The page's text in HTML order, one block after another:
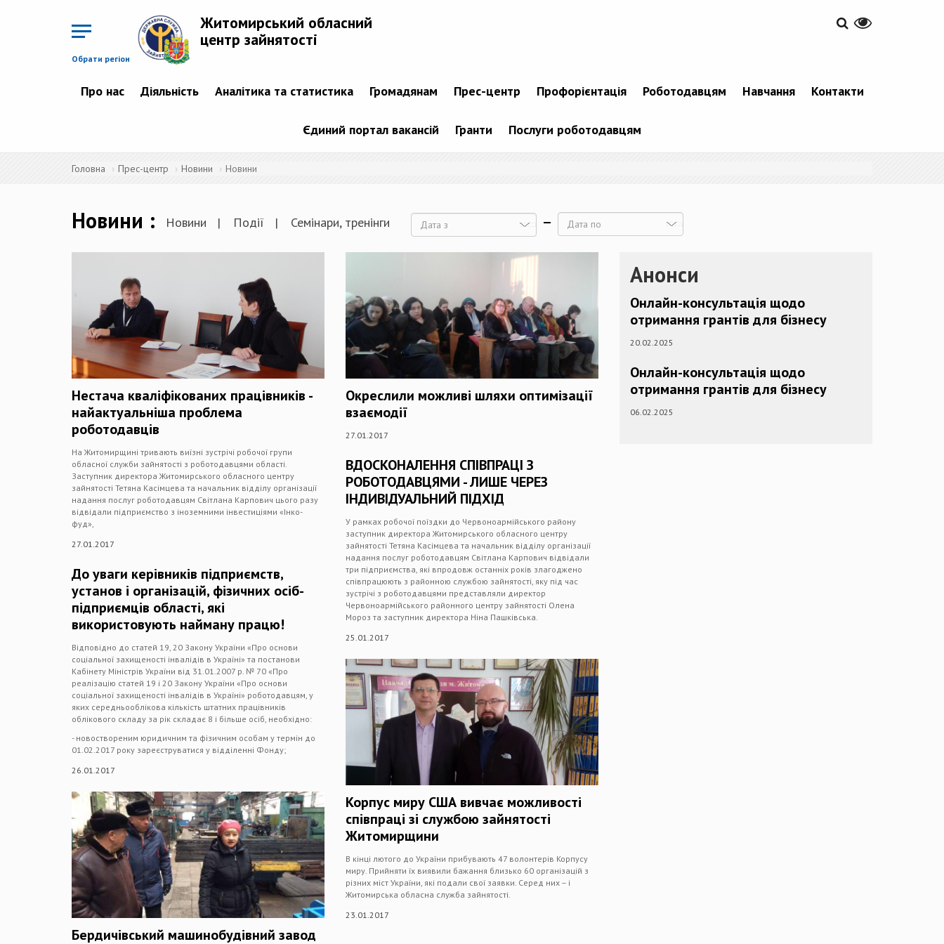
Обрати регіон
Житомирський обласний
центр зайнятості
Про нас Діяльність Аналітика та статистика Громадянам Прес-центр Профорієнтація Роботодавцям Навчання Контакти
Єдиний портал вакансій Гранти Послуги роботодавцям
Головна Прес-центр Новини Новини
Новини Новини Події Семінари, тренінги
Нестача кваліфікованих працівників -
найактуальніша проблема
роботодавців
На Житомирщині тривають виїзні зустрічі робочої групи
обласної служби зайнятості з роботодавцями області.
Заступник директора Житомирського обласного центру
зайнятості Тетяна Касімцева та начальник відділу організації
надання послуг роботодавцям Світлана Карпович цього разу
відвідали підприємство з іноземними інвестиціями «Інко-
фуд»,
27.01.2017
До уваги керівників підприємств,
установ і організацій, фізичних осіб-
підприємців області, які
використовують найману працю!
Відповідно до статей 19, 20 Закону України «Про основи
соціальної захищеності інвалідів в Україні» та постанови
Кабінету Міністрів України від 31.01.2007 р. № 70 «Про
реалізацію статей 19 і 20 Закону України «Про основи
соціальної захищеності інвалідів в Україні» роботодавцям, у
яких середньооблікова кількість штатних працівників
облікового складу за рік складає 8 і більше осіб, необхідно:
- новоствореним юридичним та фізичним особам у термін до
01.02.2017 року зареєструватися у відділенні Фонду;
26.01.2017
Бердичівський машинобудівний завод
Окреслили можливі шляхи оптимізації
взаємодії
27.01.2017
ВДОСКОНАЛЕННЯ СПІВПРАЦІ З
РОБОТОДАВЦЯМИ - ЛИШЕ ЧЕРЕЗ
ІНДИВІДУАЛЬНИЙ ПІДХІД
У рамках робочої поїздки до Червоноармійського району
заступник директора Житомирського обласного центру
зайнятості Тетяна Касімцева та начальник відділу організації
надання послуг роботодавцям Світлана Карпович відвідали
три підприємства, які впродовж останніх років злагоджено
співпрацюють з районною службою зайнятості, яку під час
зустрічі з роботодавцями представляли директор
Червоноармійського районного центру зайнятості Олена
Мороз та заступник директора Ніна Пашківська.
25.01.2017
Корпус миру США вивчає можливості
співпраці зі службою зайнятості
Житомирщини
В кінці лютого до України прибувають 47 волонтерів Корпусу
миру. Прийняти їх виявили бажання близько 60 організацій з
різних міст України, які подали свої заявки. Серед них – і
Житомирська обласна служба зайнятості.
23.01.2017
Анонси
Онлайн-консультація щодо
отримання грантів для бізнесу
20.02.2025
Онлайн-консультація щодо
отримання грантів для бізнесу
06.02.2025